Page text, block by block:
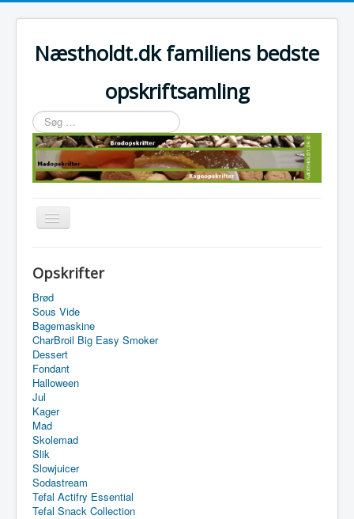
Næstholdt.dk familiens bedste
opskriftsamling
Søg
…
Skift
navigation
Tefal Actifry Essential
Opskrifter
Brød
Sous Vide
Bagemaskine
CharBroil Big Easy Smoker
Dessert
Fondant
Halloween
Jul
Kager
Mad
Skolemad
Slik
Slowjuicer
Sodastream
Tefal Actifry Essential
Tefal Snack Collection